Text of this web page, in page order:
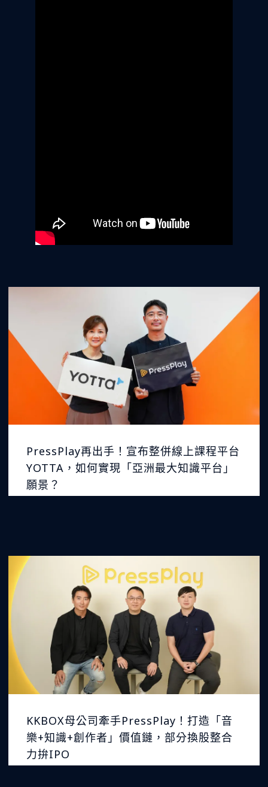
PressPlay再出手！宣布整併線上課程平台
YOTTA，如何實現「亞洲最大知識平台」
願景？
KKBOX母公司牽手PressPlay！打造「音
樂+知識+創作者」價值鏈，部分換股整合
力拚IPO